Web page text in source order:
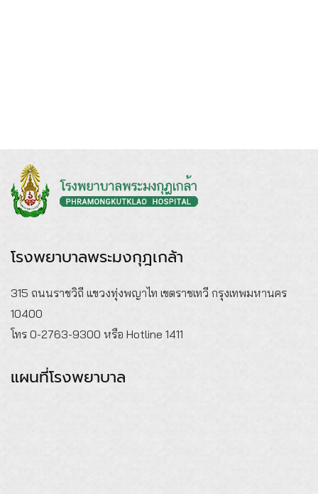
โรงพยาบาลพระมงกุฎเกล้า
315 ถนนราชวิถี แขวงทุ่งพญาไท เขตราชเทวี กรุงเทพมหานคร
10400
โทร 0-2763-9300 หรือ Hotline 1411
แผนที่โรงพยาบาล